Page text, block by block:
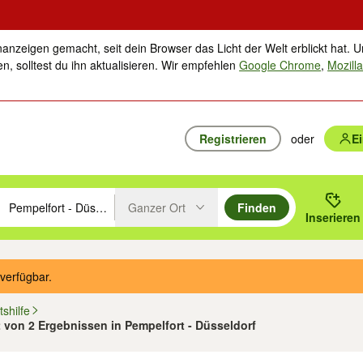
gemacht, seit dein Browser das Licht der Welt erblickt hat.
solltest du ihn aktualisieren. Wir empfehlenGoogle Chrome,
Registrieren oder
mit den Pfeiltasten nach oben/unten durchsuchen und mit
oder Ort eingeben. Eingabetaste drücken um zu suchen, oder
Ganzer Ort
Finden
Inserieren
von 2 Ergebnissen in Pempelfort - Düsseldorf